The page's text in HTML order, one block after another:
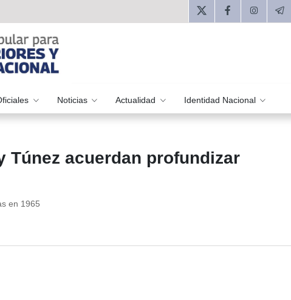
Noticias Actualidad Identidad Nacional
Túnez acuerdan profundizar
en 1965